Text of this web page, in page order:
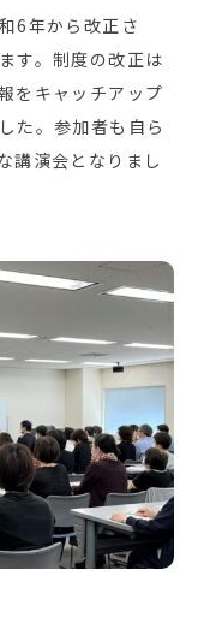
6年から改正さ
す。制度の改正は
をキャッチアップ
た。参加者も自ら
講演会となりまし